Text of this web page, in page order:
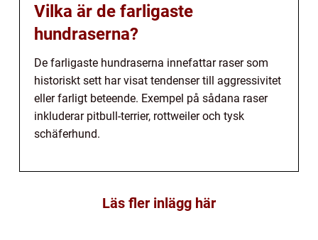
Vilka är de farligaste
hundraserna?
De farligaste hundraserna innefattar raser som
historiskt sett har visat tendenser till aggressivitet
eller farligt beteende. Exempel på sådana raser
inkluderar pitbull-terrier, rottweiler och tysk
schäferhund.
Läs fler inlägg här